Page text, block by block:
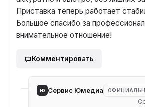
Приставка теперь работает
Большое спасибо за
Комментировать
ю Сервис Юмедиа